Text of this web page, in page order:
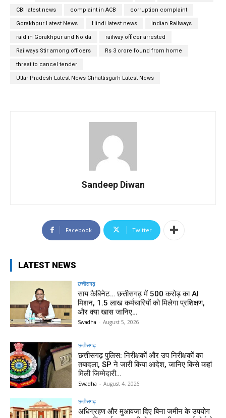
CBI latest news complaint in ACB corruption complaint
Gorakhpur Latest News Hindi latest news Indian Railways
raid in Gorakhpur and Noida railway officer arrested
Railways Stir among officers Rs 3 crore found from home
threat to cancel tender
Uttar Pradesh Latest News Chhattisgarh Latest News
Sandeep Diwan
Facebook Twitter
LATEST NEWS
छत्तीसगढ़
साय कैबिनेट… छत्तीसगढ़ में 500 करोड़ का AI
मिशन, 1.5 लाख कर्मचारियों को मिलेगा प्रशिक्षण,
और क्या खास जानिए…
Swadha - August 5, 2026
छत्तीसगढ़
छत्तीसगढ़ पुलिस: निरीक्षकों और उप निरीक्षकों का
तबादला, SP ने जारी किया आदेश, जानिए किसे कहां
मिली जिम्मेदारी…
Swadha - August 4, 2026
छत्तीसगढ़
अधिग्रहण और मुआवजा दिए बिना जमीन के उपयोग